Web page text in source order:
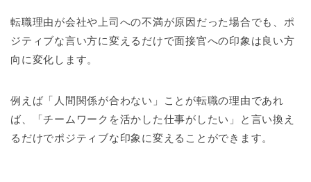
転職理由が会社や上司への不満が原因だった場合でも、ポ
ジティブな言い方に変えるだけで面接官への印象は良い方
向に変化します。
例えば「人間関係が合わない」ことが転職の理由であれ
ば、「チームワークを活かした仕事がしたい」と言い換え
るだけでポジティブな印象に変えることができます。